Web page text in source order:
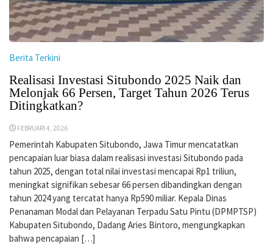
Berita Terkini
Realisasi Investasi Situbondo 2025 Naik dan
Melonjak 66 Persen, Target Tahun 2026 Terus
Ditingkatkan?
FEBRUARI 4, 2026
Pemerintah Kabupaten Situbondo, Jawa Timur mencatatkan
pencapaian luar biasa dalam realisasi investasi Situbondo pada
tahun 2025, dengan total nilai investasi mencapai Rp1 triliun,
meningkat signifikan sebesar 66 persen dibandingkan dengan
tahun 2024 yang tercatat hanya Rp590 miliar. Kepala Dinas
Penanaman Modal dan Pelayanan Terpadu Satu Pintu (DPMPTSP)
Kabupaten Situbondo, Dadang Aries Bintoro, mengungkapkan
bahwa pencapaian […]